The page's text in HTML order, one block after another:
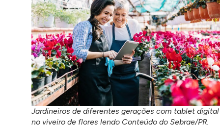
Jardineiros de diferentes gerações com tablet digital
no viveiro de flores lendo Conteúdo do Sebrae/PR.